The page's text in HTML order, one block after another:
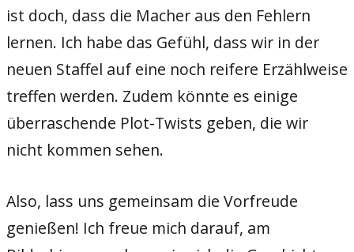
ist doch, dass die Macher aus den Fehlern
lernen. Ich habe das Gefühl, dass wir in der
neuen Staffel auf eine noch reifere Erzählweise
treffen werden. Zudem könnte es einige
überraschende Plot-Twists geben, die wir
nicht kommen sehen.
Also, lass uns gemeinsam die Vorfreude
genießen! Ich freue mich darauf, am